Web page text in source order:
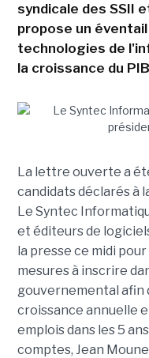
syndicale des SSII
propose un
technologies de
la croissance du
La lettre ouverte a
candidats déclarés à
Le Syntec
et éditeurs de
la presse ce midi
mesures à inscrire
gouvernemental afin
croissance annuelle
emplois dans les 5
comptes, Jean